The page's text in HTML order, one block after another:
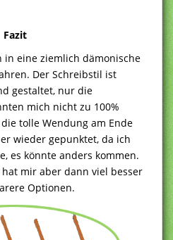
Fazit
in eine ziemlich dämonische
Der Schreibstil ist
gestaltet, nur die
mich nicht zu 100%
tolle Wendung am Ende
wieder gepunktet, da ich
es könnte anders kommen.
mir aber dann viel besser
Optionen.